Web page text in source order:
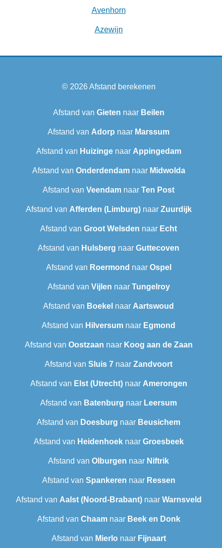
Avenhorn
Azewijn
© 2026Afstand berekenen
Afstand van Gieten naar Beilen
Afstand van Adorp naar Marssum
Afstand van Huizingenaar Appingedam
Afstand van Onderdendamnaar Midwolda
Afstand van Veendam naar Ten Post
Afstand van Afferden (Limburg)naar Zuurdijk
Afstand van Groot Welsden naar Echt
Afstand van Hulsberg naar Guttecoven
Afstand van Roermond naar Ospel
Afstand van Vijlen naar Tungelroy
Afstand van Boekel naar Aartswoud
Afstand van Hilversum naar Egmond
Afstand van Oostzaan naar Koog aan de Zaan
Afstand van Sluis 7 naar Zandvoort
Afstand van Elst (Utrecht)naar Amerongen
Afstand van Batenburg naar Leersum
Afstand van Doesburg naar Beusichem
Afstand van Heidenhoeknaar Groesbeek
Afstand van Olburgen naar Niftrik
Afstand van Spankeren naar Ressen
Afstand van Aalst (Noord-Brabant)naar Warnsveld
Afstand van Chaamnaar Beek en Donk
Afstand van Mierlo naar Fijnaart